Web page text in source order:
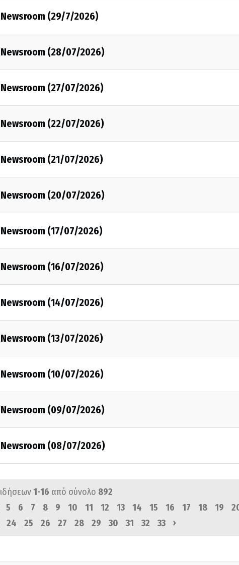
Newsroom (29/7/2026)
Newsroom (28/07/2026)
Newsroom (27/07/2026)
Newsroom (22/07/2026)
Newsroom (21/07/2026)
Newsroom (20/07/2026)
Newsroom (17/07/2026)
Newsroom (16/07/2026)
Newsroom (14/07/2026)
Newsroom (13/07/2026)
Newsroom (10/07/2026)
Newsroom (09/07/2026)
Newsroom (08/07/2026)
1-16 από σύνολο 892
5 6 7 8 9 10 11 12 13 14 15 16 17 18 19
24 25 26 27 28 29 30 31 32 33 ›